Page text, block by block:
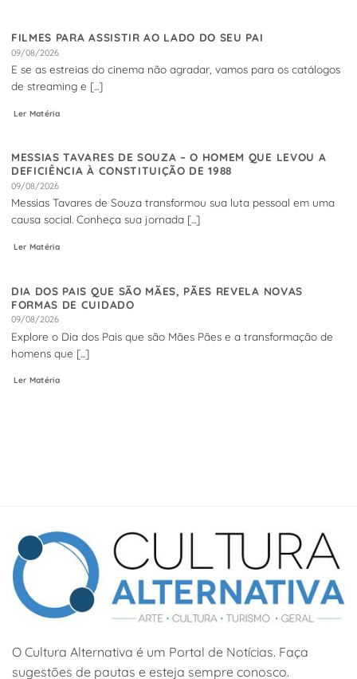
FILMES PARA ASSISTIR AO LADO DO SEU PAI
09/08/2026
E se as estreias do cinema não agradar, vamos para os catálogos
de streaming e [...]
Ler Matéria
MESSIAS TAVARES DE SOUZA – O HOMEM QUE LEVOU A
DEFICIÊNCIA À CONSTITUIÇÃO DE 1988
09/08/2026
Messias Tavares de Souza transformou sua luta pessoal em uma
causa social. Conheça sua jornada [...]
Ler Matéria
DIA DOS PAIS QUE SÃO MÃES, PÃES REVELA NOVAS
FORMAS DE CUIDADO
09/08/2026
Explore o Dia dos Pais que são Mães Pães e a transformação de
homens que [...]
Ler Matéria
O Cultura Alternativa é um Portal de Notícias. Faça
sugestões de pautas e esteja sempre conosco.